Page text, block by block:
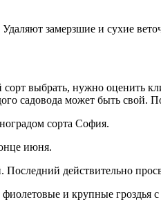
Удаляют замерзшие и сухие
выбрать, нужно оценить
садовода может быть свой.
сорта София.
июня.
действительно
и крупные гроздья с